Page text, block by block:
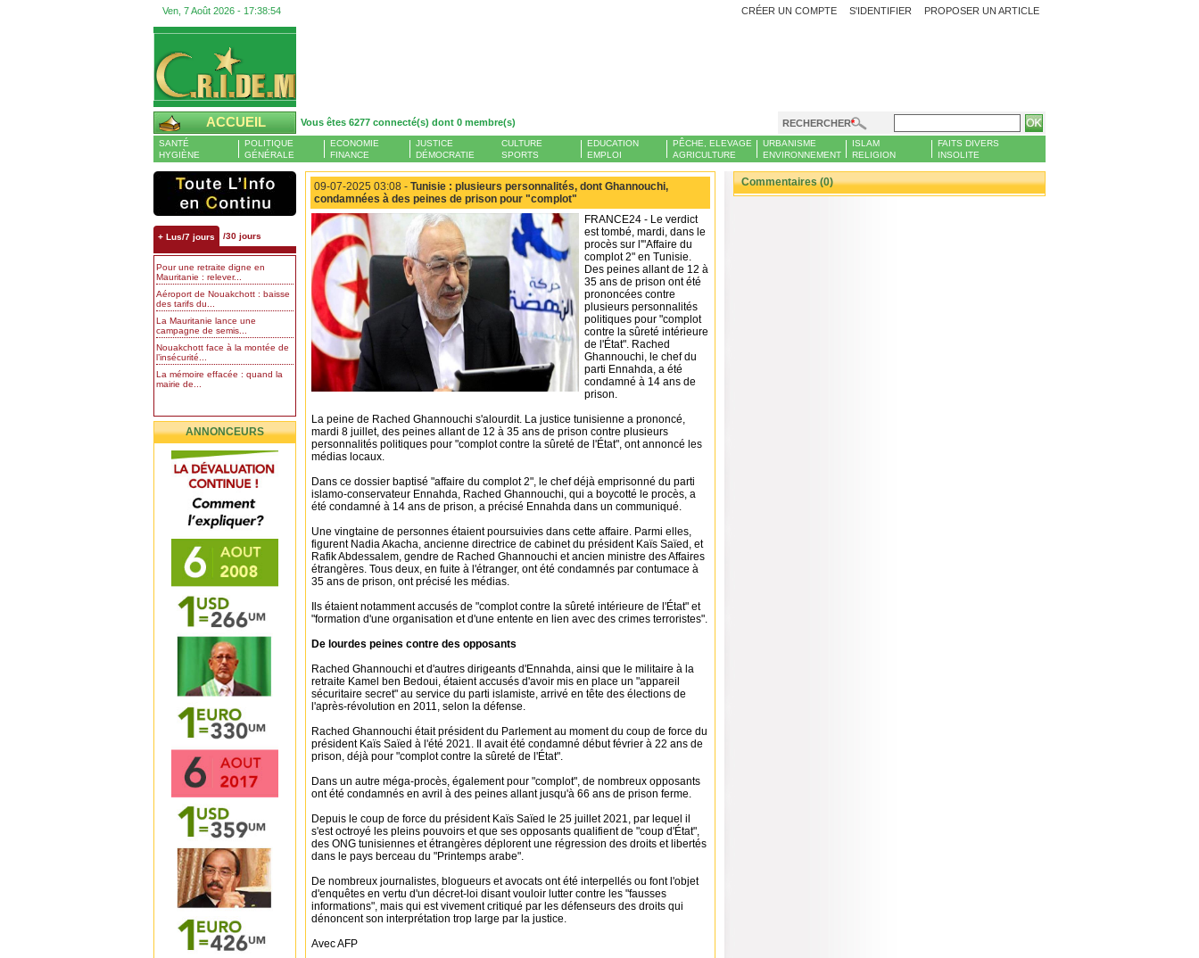
Ven, 7 Août 2026 - 17:38:54 PROPOSER UN ARTICLE
CRÉER UN COMPTE S'IDENTIFIER
ACCUEIL Vous êtes 6277 connecté(s) dont 0 membre(s) RECHERCHER
SANTÉ
HYGIÈNE
POLITIQUE
GÉNÉRALE
ECONOMIE
FINANCE
JUSTICE
DÉMOCRATIE
CULTURE
SPORTS
EDUCATION
EMPLOI
PÊCHE, ELEVAGE
AGRICULTURE
URBANISME
ENVIRONNEMENT
ISLAM
RELIGION
FAITS DIVERS
INSOLITE
+ Lus/7 jours /30 jours
Pour une retraite digne en
Mauritanie : relever...
Aéroport de Nouakchott : baisse
des tarifs du...
La Mauritanie lance une
campagne de semis...
Nouakchott face à la montée de
l’insécurité...
La mémoire effacée : quand la
mairie de...
ANNONCEURS
09-07-2025 03:08 - Tunisie : plusieurs personnalités, dont Ghannouchi,
condamnées à des peines de prison pour "complot"
FRANCE24 - Le verdict
est tombé, mardi, dans le
procès sur l'"Affaire du
complot 2" en Tunisie.
Des peines allant de 12 à
35 ans de prison ont été
prononcées contre
plusieurs personnalités
politiques pour "complot
contre la sûreté intérieure
de l'État". Rached
Ghannouchi, le chef du
parti Ennahda, a été
condamné à 14 ans de
prison.
La peine de Rached Ghannouchi s'alourdit. La justice tunisienne a prononcé,
mardi 8 juillet, des peines allant de 12 à 35 ans de prison contre plusieurs
personnalités politiques pour "complot contre la sûreté de l'État", ont annoncé les
médias locaux.
Dans ce dossier baptisé "affaire du complot 2", le chef déjà emprisonné du parti
islamo-conservateur Ennahda, Rached Ghannouchi, qui a boycotté le procès, a
été condamné à 14 ans de prison, a précisé Ennahda dans un communiqué.
Une vingtaine de personnes étaient poursuivies dans cette affaire. Parmi elles,
figurent Nadia Akacha, ancienne directrice de cabinet du président Kaïs Saïed, et
Rafik Abdessalem, gendre de Rached Ghannouchi et ancien ministre des Affaires
étrangères. Tous deux, en fuite à l'étranger, ont été condamnés par contumace à
35 ans de prison, ont précisé les médias.
Ils étaient notamment accusés de "complot contre la sûreté intérieure de l'État" et
"formation d'une organisation et d'une entente en lien avec des crimes terroristes".
De lourdes peines contre des opposants
Rached Ghannouchi et d'autres dirigeants d'Ennahda, ainsi que le militaire à la
retraite Kamel ben Bedoui, étaient accusés d'avoir mis en place un "appareil
sécuritaire secret" au service du parti islamiste, arrivé en tête des élections de
l'après-révolution en 2011, selon la défense.
Rached Ghannouchi était président du Parlement au moment du coup de force du
président Kaïs Saïed à l'été 2021. Il avait été condamné début février à 22 ans de
prison, déjà pour "complot contre la sûreté de l'État".
Dans un autre méga-procès, également pour "complot", de nombreux opposants
ont été condamnés en avril à des peines allant jusqu'à 66 ans de prison ferme.
Depuis le coup de force du président Kaïs Saïed le 25 juillet 2021, par lequel il
s'est octroyé les pleins pouvoirs et que ses opposants qualifient de "coup d'État",
des ONG tunisiennes et étrangères déplorent une régression des droits et libertés
dans le pays berceau du "Printemps arabe".
De nombreux journalistes, blogueurs et avocats ont été interpellés ou font l'objet
d'enquêtes en vertu d'un décret-loi disant vouloir lutter contre les "fausses
informations", mais qui est vivement critiqué par les défenseurs des droits qui
dénoncent son interprétation trop large par la justice.
Avec AFP
Commentaires (0)